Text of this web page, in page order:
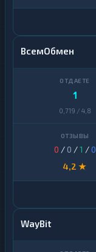
ВсемОбмен
1
0,719 / 4,8
0 / 0 /1 /0
4,2 ★
WayBit